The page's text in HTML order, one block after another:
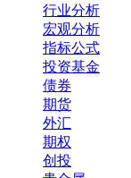
行业分析
宏观分析
指标公式
投资基金
债券
期货
外汇
期权
创投